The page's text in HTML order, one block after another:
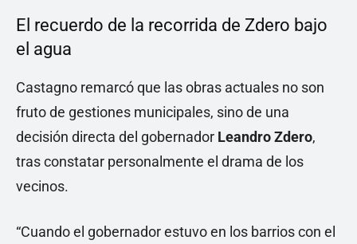
El recuerdo de la recorrida de Zdero bajo
el agua
Castagno remarcó que las obras actuales no son
fruto de gestiones municipales, sino de una
decisión directa del gobernador Leandro Zdero,
tras constatar personalmente el drama de los
vecinos.
“Cuando el gobernador estuvo en los barrios con el